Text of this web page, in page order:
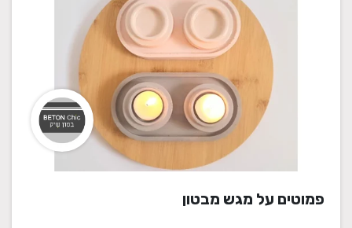
פמוטים על מגש מבטון